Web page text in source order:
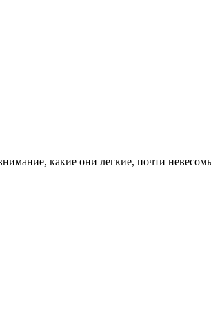
какие они легкие, почти